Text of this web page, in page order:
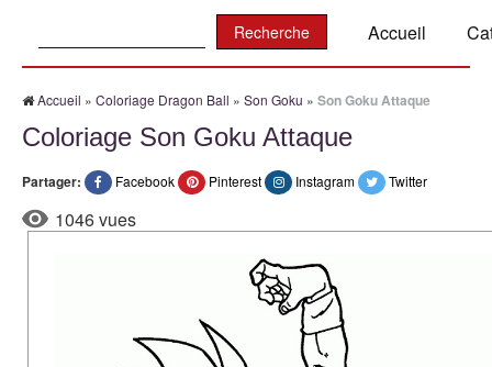
Accueil
Accueil » Coloriage Dragon Ball » Son Goku » Son Goku Attaque
Coloriage Son Goku Attaque
Partager: Facebook Pinterest Instagram Twitter
1046 vues